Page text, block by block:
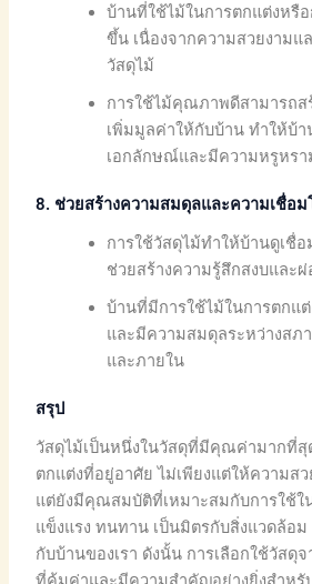
บ้านที่ใช้ไม้ในการตกแต่งหรื
ขึ้น เนื่องจากความสวยงามแ
วัสดุไม้
การใช้ไม้คุณภาพดีสามารถส
เพิ่มมูลค่าให้กับบ้าน ทำให้บ้
เอกลักษณ์และมีความหรูหร
8. ช่วยสร้างความสมดุลและความเชื่อ
การใช้วัสดุไม้ทำให้บ้านดูเชื่
ช่วยสร้างความรู้สึกสงบและ
บ้านที่มีการใช้ไม้ในการตกแ
และมีความสมดุลระหว่างสภ
และภายใน
สรุป
วัสดุไม้เป็นหนึ่งในวัสดุที่มีคุณค่ามากที่สุ
ตกแต่งที่อยู่อาศัย ไม่เพียงแต่ให้ความส
แต่ยังมีคุณสมบัติที่เหมาะสมกับการใช้ใ
แข็งแรง ทนทาน เป็นมิตรกับสิ่งแวดล้อ
กับบ้านของเรา ดังนั้น การเลือกใช้วัสดุ